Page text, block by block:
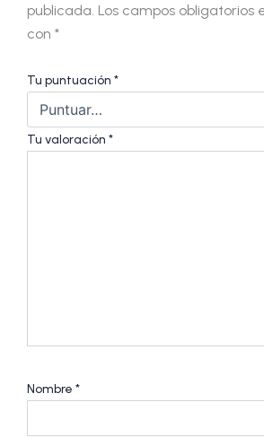
publicada. Los campos obligatorios
con *
Tu puntuación *
Tu valoración *
Nombre *